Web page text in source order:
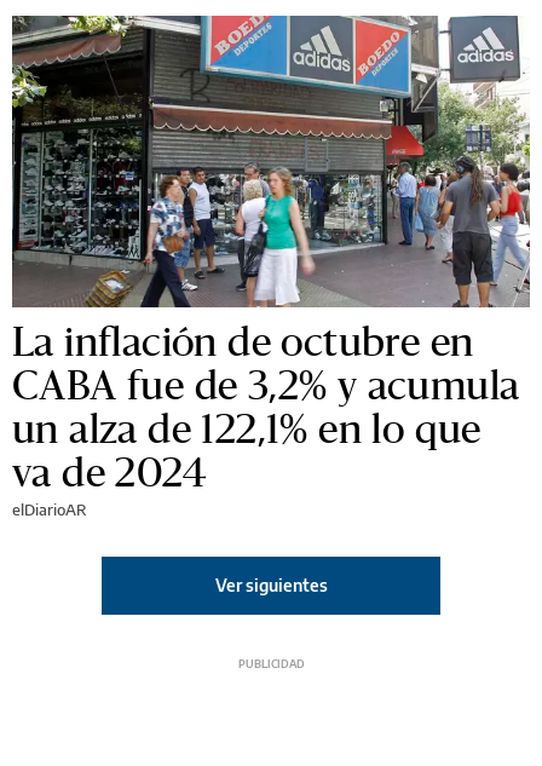
La inflación de octubre en
CABA fue de 3,2% y acumula
un alza de 122,1% en lo que
va de 2024
elDiarioAR
Ver siguientes